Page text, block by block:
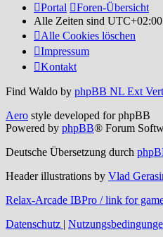
Portal
Foren-Übersicht
Alle Zeiten sind UTC+02:00
Alle Cookies löschen
Impressum
Kontakt
Find Waldo by phpBB NL Ext
Aero style developed for phpBB
Powered by phpBB® Forum
Deutsche Übersetzung durch
Header illustrations by Vlad
Relax-Arcade IBPro / link for
Datenschutz |